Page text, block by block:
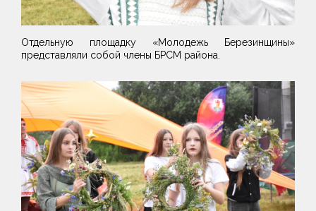
Отдельную площадку «Молодежь Березинщины»
представляли собой члены БРСМ района.